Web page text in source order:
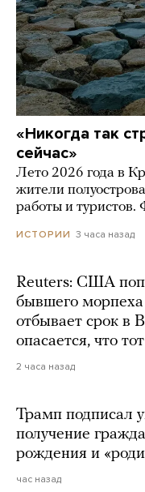
«Никогда так
сейчас»
Лето 2026 года в
жители
работы и туристов.
ИСТОРИИ 3 часа назад
Reuters: США
бывшего
отбывает срок в
опасается, что
2 часа назад
Трамп подписал
получение
рождения и
час назад